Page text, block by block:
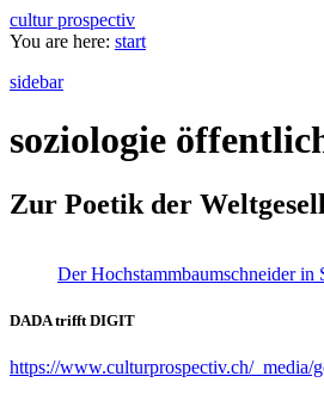
cultur prospectiv
You are here: start
sidebar
soziologie
Zur Poetik der
Der Hochstammbaumschneider in
DADA trifft DIGIT
https://www.culturprospectiv.ch/_media/